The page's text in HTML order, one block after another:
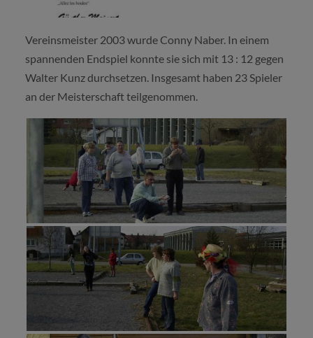
Vereinsmeister 2003 wurde Conny Naber. In einem
spannenden Endspiel konnte sie sich mit 13 : 12 gegen
Walter Kunz durchsetzen. Insgesamt haben 23 Spieler
an der Meisterschaft teilgenommen.